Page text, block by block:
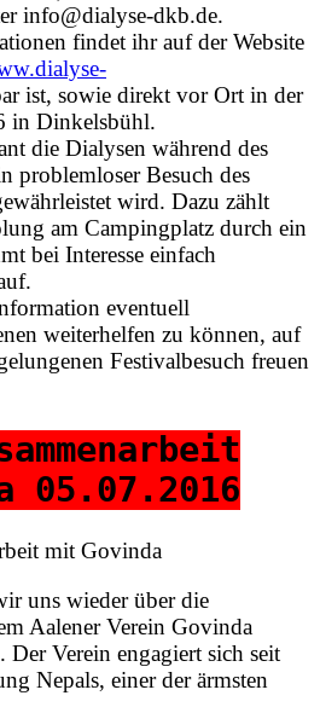
info@dialyse-dkb.de.
findet ihr auf der Website
ist, sowie direkt vor Ort in der
in Dinkelsbühl.
die Dialysen während des
problemloser Besuch des
wird. Dazu zählt
am Campingplatz durch ein
bei Interesse einfach
eventuell
weiterhelfen zu können, auf
Festivalbesuch freuen
05.07.2016
uns wieder über die
Aalener Verein Govinda
Verein engagiert sich seit
Nepals, einer der ärmsten